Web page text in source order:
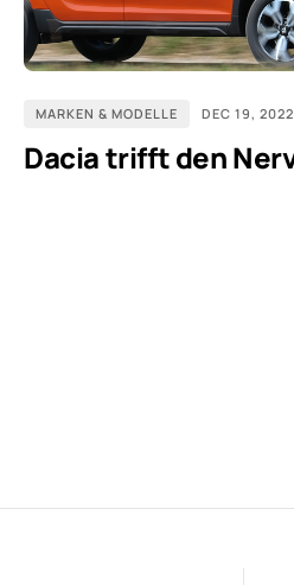
MARKEN & MODELLE DEC 19, 2022
Dacia trifft den